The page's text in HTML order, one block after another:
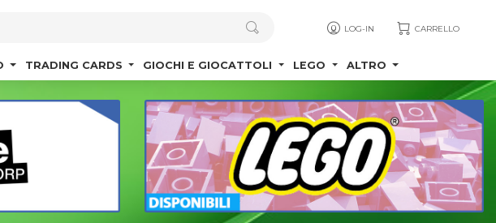
LOG-IN CARRELLO
TRADING CARDS GIOCHI E GIOCATTOLI LEGO ALTRO